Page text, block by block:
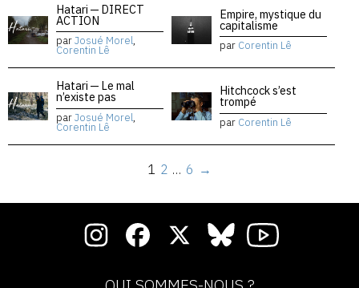
Hatari — DIRECT
ACTION
parJosué Morel,
Corentin Lê
Empire, mystique du
capitalisme
par Corentin Lê
Hatari — Le mal
n’existe pas
parJosué Morel,
Corentin Lê
Hitchcock s’est
trompé
par Corentin Lê
1 2 … 6 →